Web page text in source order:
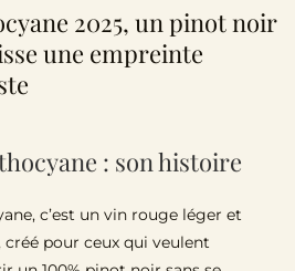
2025, un pinot noir
une empreinte
: son histoire
c’est un vin rouge léger et
créé pour ceux qui veulent